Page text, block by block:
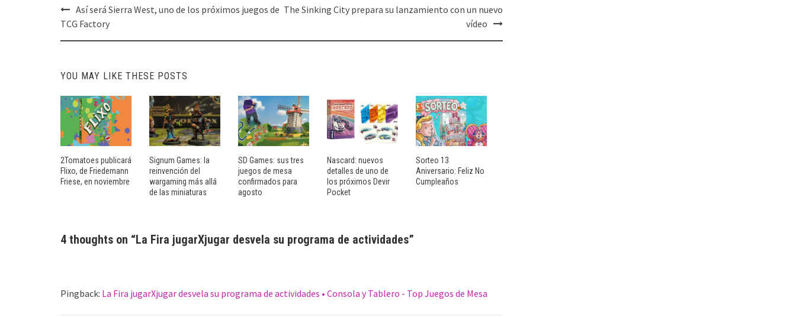
Post
navigation
Así será Sierra West, uno de los próximos juegos de
TCG Factory
The Sinking City prepara su lanzamiento con un nuevo
vídeo
YOU MAY LIKE THESE POSTS
2Tomatoes publicará
Flixo, de Friedemann
Friese, en noviembre
Signum Games: la
reinvención del
wargaming más allá
de las miniaturas
SD Games: sus tres
juegos de mesa
confirmados para
agosto
Nascard: nuevos
detalles de uno de
los próximos Devir
Pocket
Sorteo 13
Aniversario: Feliz No
Cumpleaños
4 thoughts on “La Fira jugarXjugar desvela su programa de actividades”
Pingback: La Fira jugarXjugar desvela su programa de actividades • Consola y Tablero - Top Juegos de Mesa